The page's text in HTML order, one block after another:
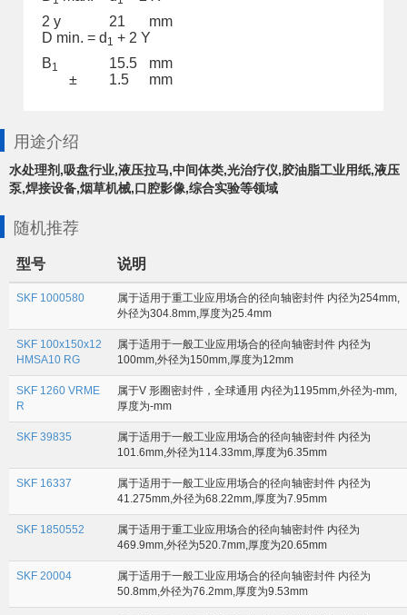
2 y
21
mm
D min. = d 1 + 2 Y
B1 15.5
mm
±
1.5 mm
用途介绍
水处理剂,吸盘行业,液压拉马,中间体类,光治疗仪,胶油脂工业用纸,液压
泵,焊接设备,烟草机械,口腔影像,综合实验等领域
随机推荐
型号 说明
SKF 1000580
属于适用于重工业应用场合的径向轴密封件 内径为254mm,
外径为304.8mm,厚度为25.4mm
SKF 100x150x12
HMSA10 RG
属于适用于一般工业应用场合的径向轴密封件 内径为
100mm,外径为150mm,厚度为12mm
SKF 1260 VRME
R
属于V 形圈密封件，全球通用 内径为1195mm,外径为-mm,
厚度为-mm
SKF 39835
属于适用于一般工业应用场合的径向轴密封件 内径为
101.6mm,外径为114.33mm,厚度为6.35mm
SKF 16337
属于适用于一般工业应用场合的径向轴密封件 内径为
41.275mm,外径为68.22mm,厚度为7.95mm
SKF 1850552
属于适用于重工业应用场合的径向轴密封件 内径为
469.9mm,外径为520.7mm,厚度为20.65mm
SKF 20004
属于适用于一般工业应用场合的径向轴密封件 内径为
50.8mm,外径为76.2mm,厚度为9.53mm